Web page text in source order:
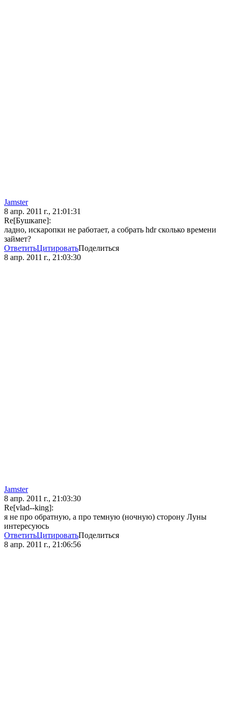
Jamster
8 апр. 2011 г., 21:01:31
Re[Бушкапе]:
ладно, искаропки не работает, а собрать hdr сколько времени
займет?
ОтветитьЦитироватьПоделиться
8 апр. 2011 г., 21:03:30
Jamster
8 апр. 2011 г., 21:03:30
Re[vlad--king]:
я не про обратную, а про темную (ночную) сторону Луны
интересуюсь
ОтветитьЦитироватьПоделиться
8 апр. 2011 г., 21:06:56